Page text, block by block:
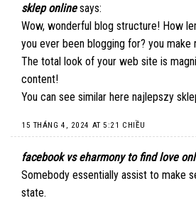
sklep online says:
Wow, wonderful blog structure! How
you ever been blogging for? you make
The total look of your web site is
content!
You can see similar here najlepszy
15 THÁNG 4, 2024 AT 5:21 CHIỀU
facebook vs eharmony to find love
Somebody essentially assist to make
state.